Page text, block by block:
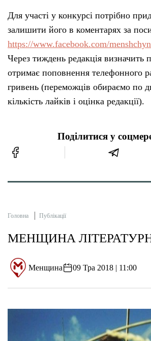
Для участі у конкурсі потрібно
залишити його в коментарях за
https://www.facebook.com/
Через тиждень редакція визначить
отримає поповнення телефонного
гривень (переможців обираємо по
кількість лайків і оцінка редакції).
Поділитися у
Головна Публікації
МЕНЩИНА
Менщина 09 Тра 2018 | 11:00